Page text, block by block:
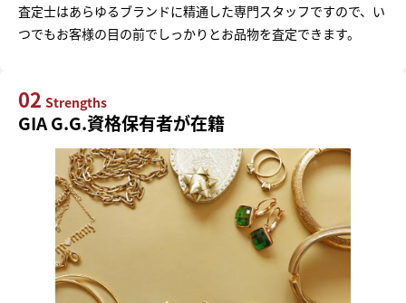
査定士はあらゆるブランドに精通した専門スタッフですので、い
つでもお客様の目の前でしっかりとお品物を査定できます。
02 Strengths
GIA G.G.資格保有者が在籍